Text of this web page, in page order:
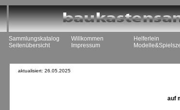
Sammlungskatalog
Seitenübersicht
Willkommen
Impressum
Helferlein
aktualisiert: 26.05.2025
auf